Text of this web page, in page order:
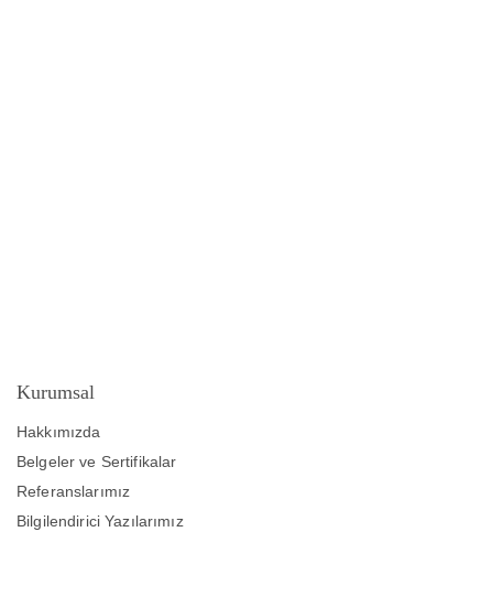
Kurumsal
Hakkımızda
Belgeler ve Sertifikalar
Referanslarımız
Bilgilendirici Yazılarımız